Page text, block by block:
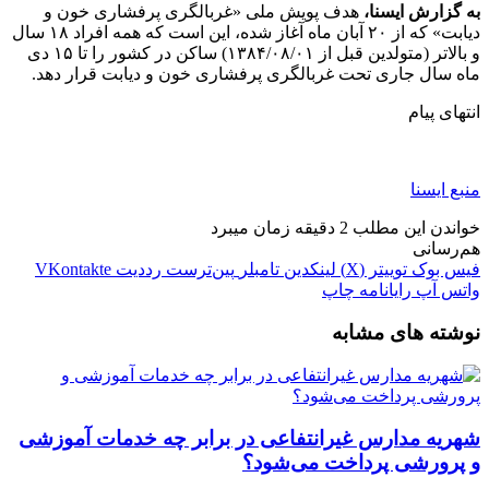
به گزارش ایسنا، هدف پویش ملی «غربالگری پرفشاری خون و
دیابت» که از ۲۰ آبان ماه آغاز شده، این است که همه افراد ۱۸ سال
و بالاتر (متولدین قبل از ۱۳۸۴/۰۸/۰۱) ساکن در کشور را تا ۱۵ دی
ماه سال جاری تحت غربالگری پرفشاری خون و دیابت قرار دهد.
انتهای پیام
منبع ایسنا
خواندن این مطلب 2 دقیقه زمان میبرد
هم‌رسانی
فیس بوک توییتر (X) لینکدین ‫تامبلر ‫پین‌ترست ‫رددیت ‫VKontakte
واتس آپ رایانامه چاپ
نوشته های مشابه
شهریه مدارس غیرانتفاعی در برابر چه خدمات آموزشی
و پرورشی پرداخت می‌شود؟